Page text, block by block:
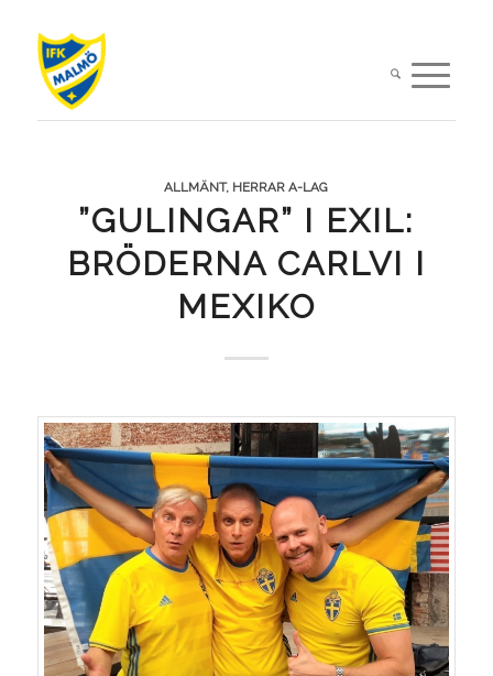
ALLMÄNT, HERRAR A-LAG
”GULINGAR” I EXIL:
BRÖDERNA CARLVI I
MEXIKO